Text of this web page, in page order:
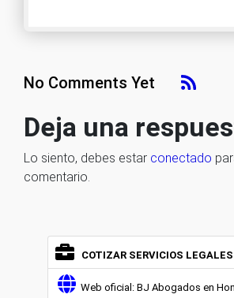
No Comments Yet
Deja una
Lo siento, debes estar conectado
comentario.
COTIZAR SERVICIOS
Web oficial: BJ Abogados en